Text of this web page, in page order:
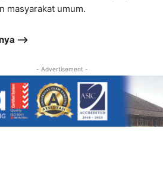
masyarakat umum.
–>
- Advertisement -